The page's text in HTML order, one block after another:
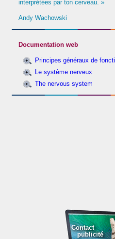
interprétées par ton cerveau. »
Andy Wachowski
Documentation web
Principes généraux de
Le système nerveux
The nervous system
Contact
publicité